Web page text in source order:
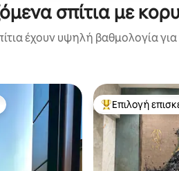
σπίτια με
έχουν υψηλή βαθμολογία
Κορυφαία
Επιλογή